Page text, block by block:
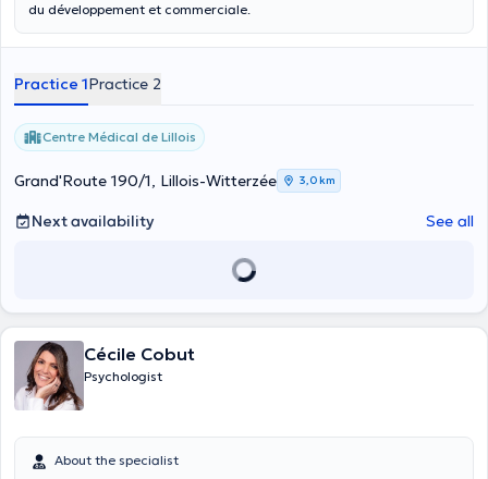
du développement et commerciale.
Practice 1Practice 2
Centre Médical de Lillois
Grand'Route 190/1, Lillois-Witterzée 3,0 km
Next availability See all
Cécile Cobut
Psychologist
About the specialist